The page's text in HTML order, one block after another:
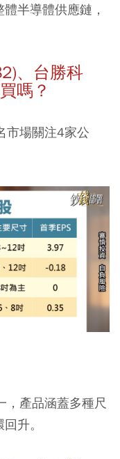
半導體供應鏈，
、台勝科
嗎？
市場關注4家公
，產品涵蓋多種尺
升。